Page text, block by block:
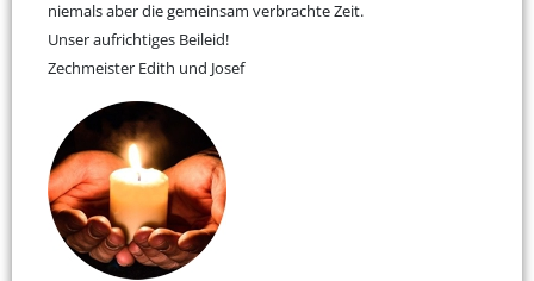
niemals aber die gemeinsam verbrachte Zeit.
Unser aufrichtiges Beileid!
Zechmeister Edith und Josef